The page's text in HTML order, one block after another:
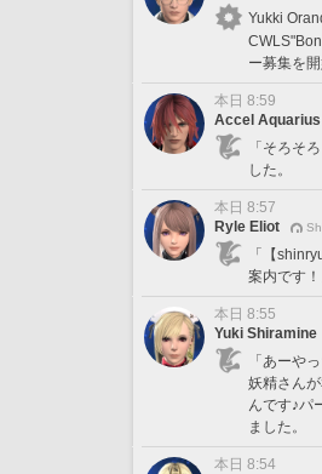
Yukki
ー募集を開
本日 8:59
Accel Aquarius
「そろそ
した。
本日 8:57
Ryle Eliot
「【
案内です！
本日 8:55
Yuki Shiramine
「あーや
妖精さん
んです♪パ
ました。
本日 8:54